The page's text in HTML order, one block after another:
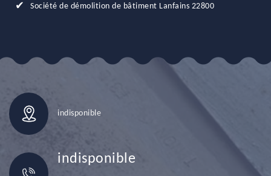
Société de démolition de bâtiment Lanfains 22800
indisponible
indisponible